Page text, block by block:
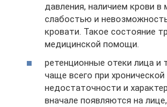
давления, наличием крови в
слабостью и
кровати. Такое состояние
медицинской помощи.
ретенционные отеки лица и
чаще всего при хронической
недостаточности и
вначале появляются на